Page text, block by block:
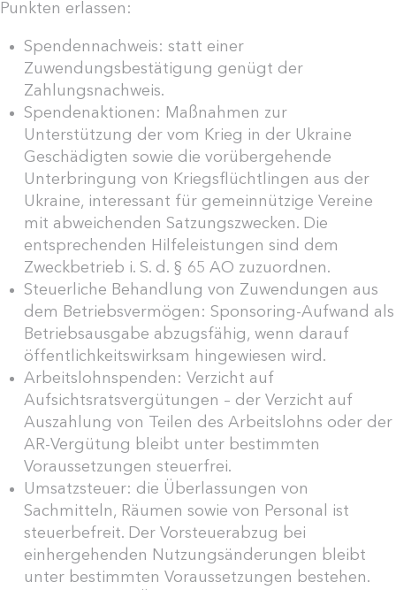
Punkten erlassen:
Spendennachweis: statt einer
Zuwendungsbestätigung genügt der
Zahlungsnachweis.
Spendenaktionen: Maßnahmen zur
Unterstützung der vom Krieg in der Ukraine
Geschädigten sowie die vorübergehende
Unterbringung von Kriegsflüchtlingen aus der
Ukraine, interessant für gemeinnützige Vereine
mit abweichenden Satzungszwecken. Die
entsprechenden Hilfeleistungen sind dem
Zweckbetrieb i. S. d. § 65 AO zuzuordnen.
Steuerliche Behandlung von Zuwendungen aus
dem Betriebsvermögen: Sponsoring-Aufwand als
Betriebsausgabe abzugsfähig, wenn darauf
öffentlichkeitswirksam hingewiesen wird.
Arbeitslohnspenden: Verzicht auf
Aufsichtsratsvergütungen – der Verzicht auf
Auszahlung von Teilen des Arbeitslohns oder der
AR-Vergütung bleibt unter bestimmten
Voraussetzungen steuerfrei.
Umsatzsteuer: die Überlassungen von
Sachmitteln, Räumen sowie von Personal ist
steuerbefreit. Der Vorsteuerabzug bei
einhergehenden Nutzungsänderungen bleibt
unter bestimmten Voraussetzungen bestehen.